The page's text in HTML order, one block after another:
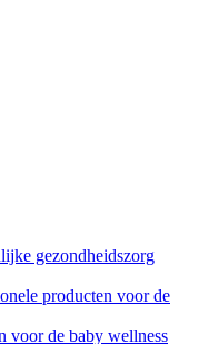
gezondheidszorg
producten voor de
voor de baby wellness